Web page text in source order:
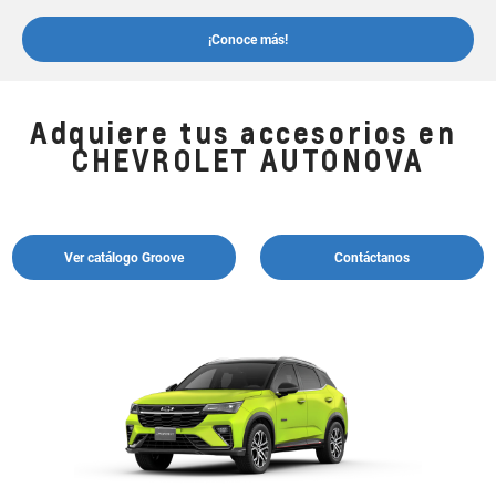
¡Conoce más!
Adquiere tus accesorios en
CHEVROLET AUTONOVA
Ver catálogo Groove Contáctanos